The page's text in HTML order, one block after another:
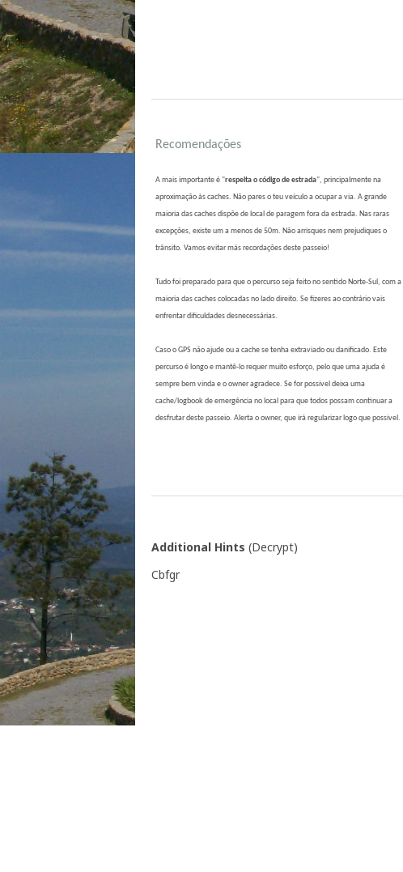
Recomendações
A mais importante é "respeita o código de estrada", principalmente na
aproximação às caches. Não pares o teu veículo a ocupar a via. A grande
maioria das caches dispõe de local de paragem fora da estrada. Nas raras
excepções, existe um a menos de 50m. Não arrisques nem prejudiques o
trânsito. Vamos evitar más recordações deste passeio!
Tudo foi preparado para que o percurso seja feito no sentido Norte-Sul, com a
maioria das caches colocadas no lado direito. Se fizeres ao contrário vais
enfrentar dificuldades desnecessárias.
Caso o GPS não ajude ou a cache se tenha extraviado ou danificado. Este
percurso é longo e mantê-lo requer muito esforço, pelo que uma ajuda é
sempre bem vinda e o owner agradece. Se for possivel deixa uma
cache/logbook de emergência no local para que todos possam continuar a
desfrutar deste passeio. Alerta o owner, que irá regularizar logo que possivel.
Additional Hints (Decrypt)
Cbfgr